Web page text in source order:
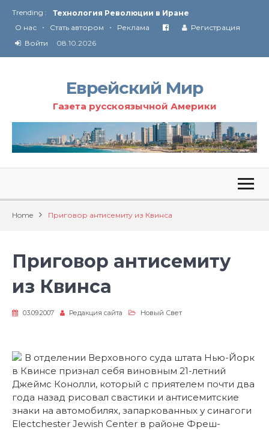
Trending :
Технология Революции в Иране
От Ирана до Ливана и Газы
О нас • Стать автором • Реклама
Регистрация
Войти
08.10.2026
Еврейский Мир
Газета русскоязычной Америки
Home Приговор антисемиту из Квинса
Приговор антисемиту
из Квинса
03.09.2007 Редакция сайта Новый Свет
В отделении Верховного суда штата Нью-Йорк
в Квинсе признал себя виновным 21-летний
Джеймс Конолли, который с приятелем почти два
года назад рисовал свастики и антисемитские
знаки на автомобилях, запаркованных у синагоги
Electchester Jewish Center в районе Фреш-